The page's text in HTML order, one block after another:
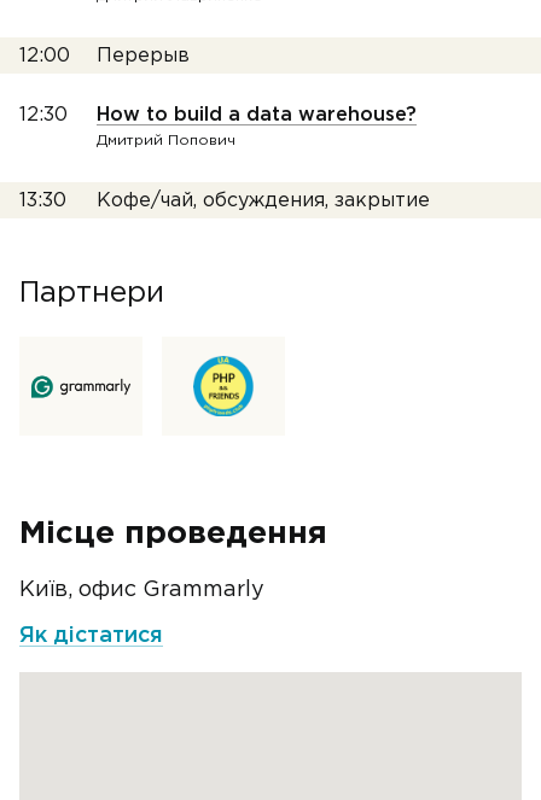
12:00 Перерыв
12:30 How to build a data warehouse?
Дмитрий Попович
13:30 Кофе/чай, обсуждения, закрытие
Партнери
Місце проведення
Київ, офис Grammarly
Як дістатися